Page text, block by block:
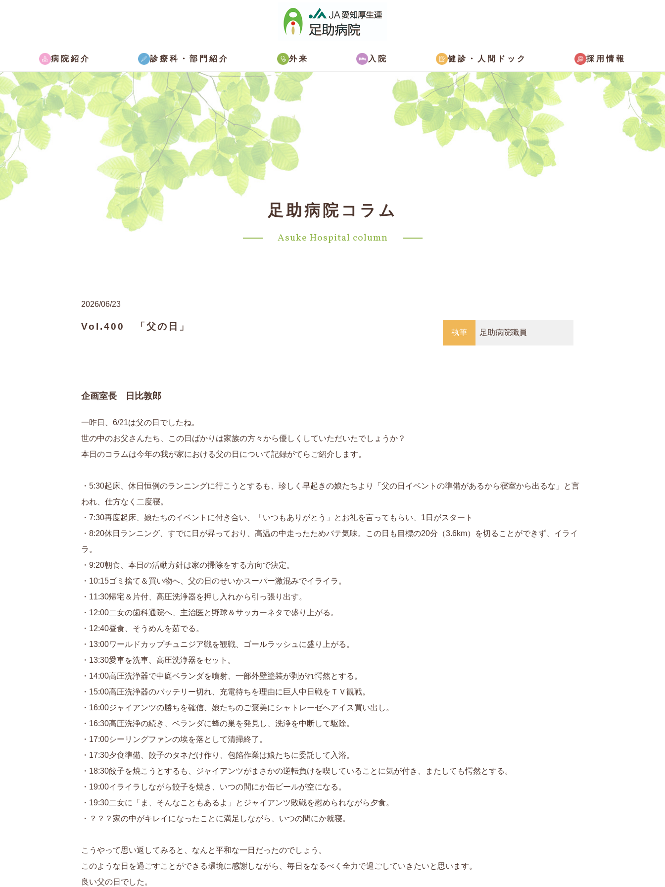
病院紹介 診療科・部門紹介 外来 入院 健診・ 人間ドック 採用情報
足助病院コラム
Asuke Hospital column
2026/06/23
Vol.400 「父の日」
執筆 足助病院職員
企画室長 日比敦郎
一昨日、6/21は父の日でしたね。
世の中のお父さんたち、この日ばかりは家族の方々から優しくしていただいたでしょうか？
本日のコラムは今年の我が家における父の日について記録がてらご紹介します。
・5:30起床、休日恒例のランニングに行こうとするも、珍しく早起きの娘たちより「父の日イベントの準備があるから寝室から出るな」と言
われ、仕方なく二度寝。
・7:30再度起床、娘たちのイベントに付き合い、「いつもありがとう」とお礼を言ってもらい、1日がスタート
・8:20休日ランニング、すでに日が昇っており、高温の中走ったためバテ気味。この日も目標の20分（3.6km）を切ることができず、イライ
ラ。
・9:20朝食、本日の活動方針は家の掃除をする方向で決定。
・10:15ゴミ捨て＆買い物へ、父の日のせいかスーパー激混みでイライラ。
・11:30帰宅＆片付、高圧洗浄器を押し入れから引っ張り出す。
・12:00二女の歯科通院へ、主治医と野球＆サッカーネタで盛り上がる。
・12:40昼食、そうめんを茹でる。
・13:00ワールドカップチュニジア戦を観戦、ゴールラッシュに盛り上がる。
・13:30愛車を洗車、高圧洗浄器をセット。
・14:00高圧洗浄器で中庭ベランダを噴射、一部外壁塗装が剥がれ愕然とする。
・15:00高圧洗浄器のバッテリー切れ、充電待ちを理由に巨人中日戦をＴＶ観戦。
・16:00ジャイアンツの勝ちを確信、娘たちのご褒美にシャトレーゼへアイス買い出し。
・16:30高圧洗浄の続き、ベランダに蜂の巣を発見し、洗浄を中断して駆除。
・17:00シーリングファンの埃を落として清掃終了。
・17:30夕食準備、餃子のタネだけ作り、包餡作業は娘たちに委託して入浴。
・18:30餃子を焼こうとするも、ジャイアンツがまさかの逆転負けを喫していることに気が付き、またしても愕然とする。
・19:00イライラしながら餃子を焼き、いつの間にか缶ビールが空になる。
・19:30二女に「ま、そんなこともあるよ」とジャイアンツ敗戦を慰められながら夕食。
・？？？家の中がキレイになったことに満足しながら、いつの間にか就寝。
こうやって思い返してみると、なんと平和な一日だったのでしょう。
このような日を過ごすことができる環境に感謝しながら、毎日をなるべく全力で過ごしていきたいと思います。
良い父の日でした。